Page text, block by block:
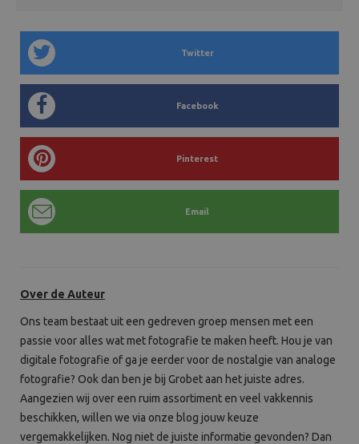
Twitter
Facebook
Pinterest
Email
Over de Auteur
Ons team bestaat uit een gedreven groep mensen met een
passie voor alles wat met fotografie te maken heeft. Hou je van
digitale fotografie of ga je eerder voor de nostalgie van analoge
fotografie? Ook dan ben je bij Grobet aan het juiste adres.
Aangezien wij over een ruim assortiment en veel vakkennis
beschikken, willen we via onze blog jouw keuze
vergemakkelijken. Nog niet de juiste informatie gevonden? Dan